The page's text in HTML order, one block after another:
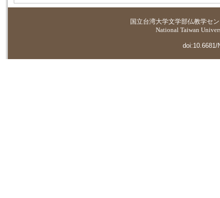
国立台湾大学文学部仏教学セ
National Taiwan
doi:10.6681/